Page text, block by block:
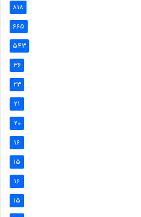
818
665
543
36
23
21
20
16
15
16
15